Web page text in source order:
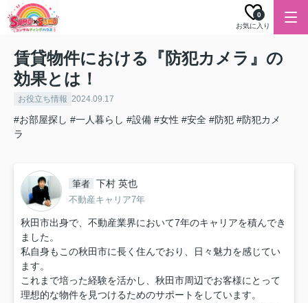
お気に入り
0
賃貸物件における『防犯カメラ』の
効果とは！
お役立ち情報 2024.09.17
#お部屋探し #一人暮らし #設備 #女性 #安全 #防犯 #防犯カメ
ラ
筆者 下村 英也
不動産キャリア7年
秋田市出身で、不動産業界において7年のキャリアを積んでき
ました。
私自身もこの秋田市に長く住んでおり、日々魅力を感じてい
ます。
これまで培った経験を活かし、秋田市周辺でお客様にとって
理想的な物件を見つけるためのサポートをしています。